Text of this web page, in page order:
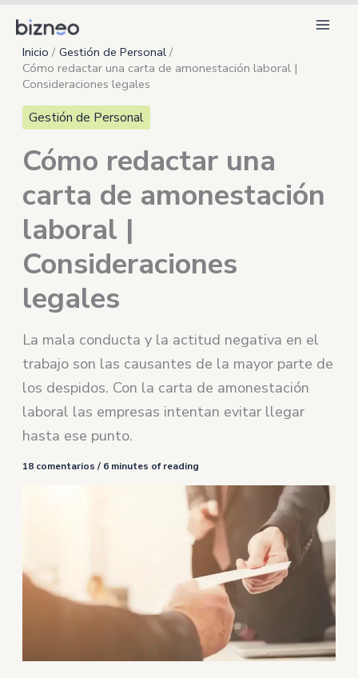
contenido
Inicio
Gestión de Personal
Cómo redactar una carta de amonestación laboral |
Consideraciones legales
Gestión de Personal
Cómo redactar una
carta de amonestación
laboral |
Consideraciones
legales
La mala conducta y la actitud negativa en el
trabajo son las causantes de la mayor parte de
los despidos. Con la carta de amonestación
laboral las empresas intentan evitar llegar
hasta ese punto.
18 comentarios / 6 minutes of reading